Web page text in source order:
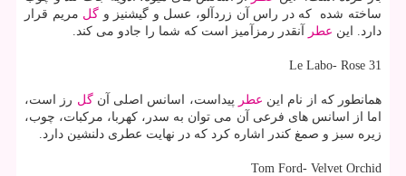
ساخته شده كه در راس آن زردآلو، عسل و گیشنیز و گل مریم قرار
دارد. این عطر آنقدر رمزآمیز است كه شما را جادو می كند.
Le Labo- Rose 31
همانطور كه از نام این عطر پیداست، اسانس اصلی آنگل رز است،
اما از اسانس های فرعی آن می توان به سدر، كهربا، مركبات، چوب،
زیره سبز و صمغ كندر اشاره كرد كه در نهایت عطری دلنشین دارد.
Tom Ford- Velvet Orchid